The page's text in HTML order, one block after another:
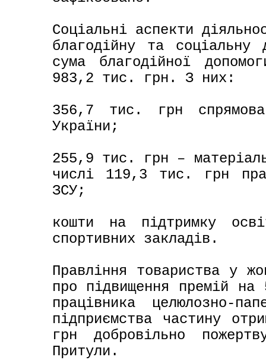
Соціальні аспекти
благодійну та
сума благодійної
983,2 тис. грн. З них:
356,7 тис. грн
України;
255,9 тис. грн –
числі 119,3 тис. грн
ЗСУ;
кошти на підтримку
спортивних закладів.
Правління товариства у
про підвищення премій на
працівника целюлозно-
підприємства частину
грн добровільно
Притули.